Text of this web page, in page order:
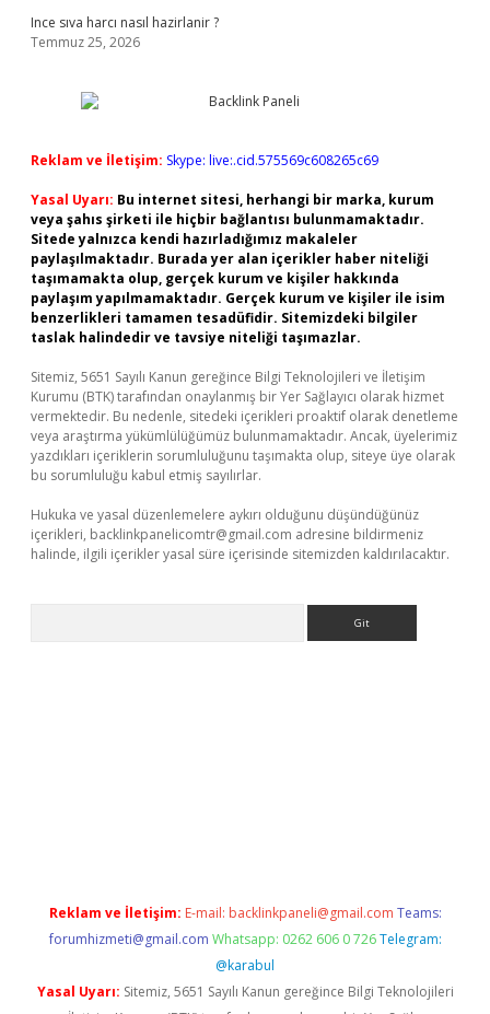
Ince sıva harcı nasıl hazirlanir ?
Temmuz 25, 2026
Reklam ve İletişim: Skype: live:.cid.575569c608265c69
Yasal Uyarı: Bu internet sitesi, herhangi bir marka, kurum
veya şahıs şirketi ile hiçbir bağlantısı bulunmamaktadır.
Sitede yalnızca kendi hazırladığımız makaleler
paylaşılmaktadır. Burada yer alan içerikler haber niteliği
taşımamakta olup, gerçek kurum ve kişiler hakkında
paylaşım yapılmamaktadır. Gerçek kurum ve kişiler ile isim
benzerlikleri tamamen tesadüfidir. Sitemizdeki bilgiler
taslak halindedir ve tavsiye niteliği taşımazlar.
Sitemiz, 5651 Sayılı Kanun gereğince Bilgi Teknolojileri ve İletişim
Kurumu (BTK) tarafından onaylanmış bir Yer Sağlayıcı olarak hizmet
vermektedir. Bu nedenle, sitedeki içerikleri proaktif olarak denetleme
veya araştırma yükümlülüğümüz bulunmamaktadır. Ancak, üyelerimiz
yazdıkları içeriklerin sorumluluğunu taşımakta olup, siteye üye olarak
bu sorumluluğu kabul etmiş sayılırlar.
Hukuka ve yasal düzenlemelere aykırı olduğunu düşündüğünüz
içerikleri, backlinkpanelicomtr@gmail.com adresine bildirmeniz
halinde, ilgili içerikler yasal süre içerisinde sitemizden kaldırılacaktır.
Reklam ve İletişim: E-mail: backlinkpaneli@gmail.com Teams:
forumhizmeti@gmail.com Whatsapp: 0262 606 0 726 Telegram:
@karabul
Yasal Uyarı: Sitemiz, 5651 Sayılı Kanun gereğince Bilgi Teknolojileri